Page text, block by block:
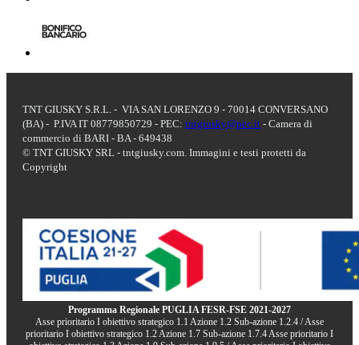
TNT GIUSKY S.R.L. - VIA SAN LORENZO 9 - 70014 CONVERSANO
(BA) - P.IVA IT 08779850729 - PEC: tntgiusky@pec.it - Camera di
commercio di BARI - BA - 649438
© TNT GIUSKY SRL - tntgiusky.com. Immagini e testi protetti da
Copyright
Programma Regionale PUGLIA FESR-FSE 2021-2027
Asse prioritario I obiettivo strategico 1.1 Azione 1.2 Sub-azione 1.2.4 / Asse
prioritario I obiettivo strategico 1.2 Azione 1.7 Sub-azione 1.7.4 Asse prioritario I